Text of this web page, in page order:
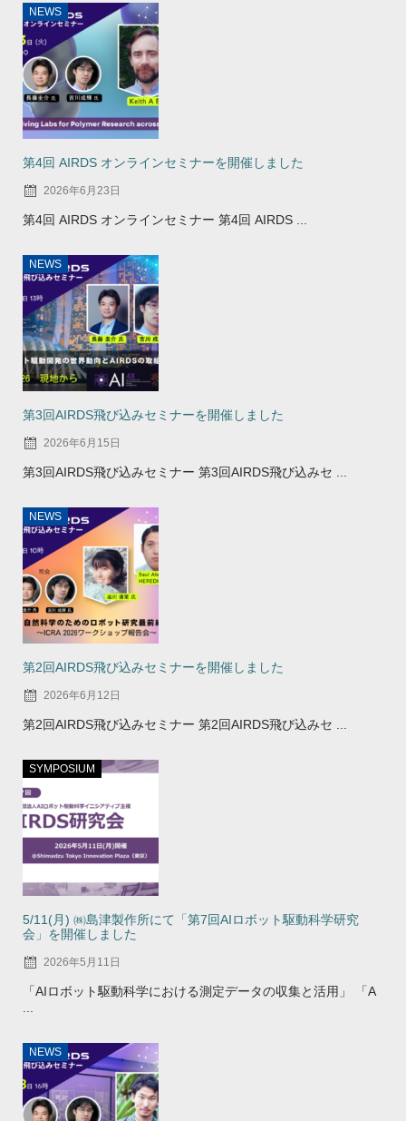
NEWS
第4回 AIRDS オンラインセミナーを開催しました
2026年6月23日
第4回 AIRDS オンラインセミナー 第4回 AIRDS ...
NEWS
第3回AIRDS飛び込みセミナーを開催しました
2026年6月15日
第3回AIRDS飛び込みセミナー 第3回AIRDS飛び込みセ ...
NEWS
第2回AIRDS飛び込みセミナーを開催しました
2026年6月12日
第2回AIRDS飛び込みセミナー 第2回AIRDS飛び込みセ ...
SYMPOSIUM
5/11(月) ㈱島津製作所にて「第7回AIロボット駆動科学研究
会」を開催しました
2026年5月11日
「AIロボット駆動科学における測定データの収集と活用」 「A
NEWS